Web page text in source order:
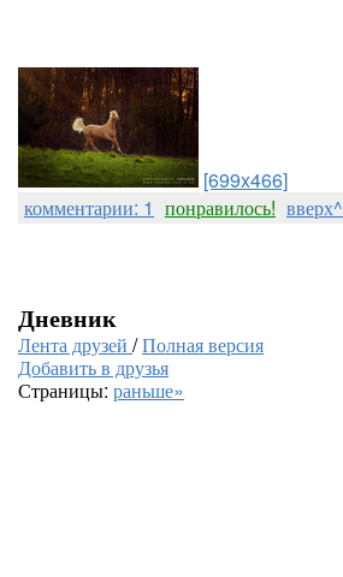
[699x466]
комментарии: 1 понравилось! вверх^
Дневник
Лента друзей /Полная версия
Добавить в друзья
Страницы: раньше»